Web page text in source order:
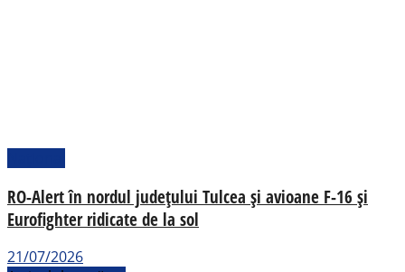
RO-Alert în nordul județului Tulcea și avioane F-16 și
Eurofighter ridicate de la sol
21/07/2026